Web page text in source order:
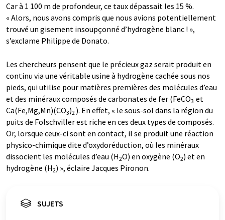
Car à 1 100 m de profondeur, ce taux dépassait les 15 %.
« Alors, nous avons compris que nous avions potentiellement
trouvé un gisement insoupçonné d’hydrogène blanc ! »,
s’exclame Philippe de Donato.
Les chercheurs pensent que le précieux gaz serait produit en
continu via une véritable usine à hydrogène cachée sous nos
pieds, qui utilise pour matières premières des molécules d’eau
et des minéraux composés de carbonates de fer (FeCO3 et
Ca(Fe,Mg,Mn)(CO3)2 ). En effet, « le sous-sol dans la région du
puits de Folschviller est riche en ces deux types de composés.
Or, lorsque ceux-ci sont en contact, il se produit une réaction
physico-chimique dite d’oxydoréduction, où les minéraux
dissocient les molécules d’eau (H2O) en oxygène (O2) et en
hydrogène (H2) », éclaire Jacques Pironon.
SUJETS